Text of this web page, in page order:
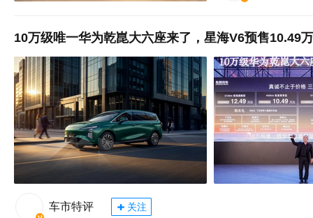
10万级唯一华为乾崑大六座来了，星海V6预售10.49
车市特评 关注